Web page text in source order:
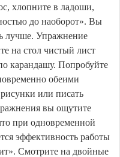
хлопните в ладоши,
до наоборот». Вы
лучше. Упражнение
на стол чистый лист
карандашу. Попробуйте
обеими
или писать
вы ощутите
при одновременной
эффективность работы
Смотрите на двойные